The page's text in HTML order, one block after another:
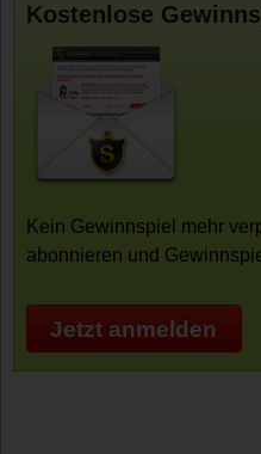
Kostenlose
Kein Gewinnspiel mehr
abonnieren und
Jetzt anmelden